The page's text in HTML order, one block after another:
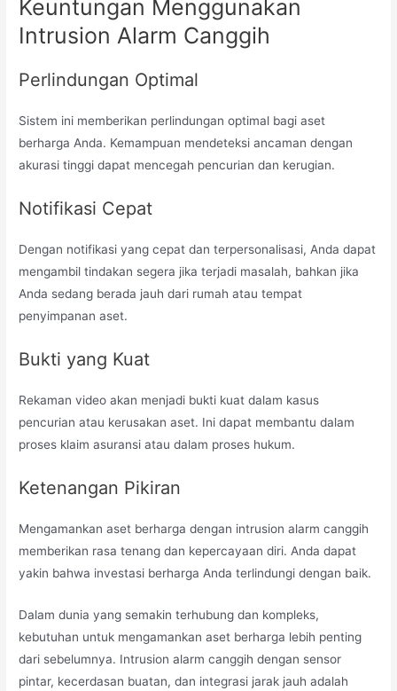
Keuntungan Menggunakan
Intrusion Alarm Canggih
Perlindungan Optimal
Sistem ini memberikan perlindungan optimal bagi aset
berharga Anda. Kemampuan mendeteksi ancaman dengan
akurasi tinggi dapat mencegah pencurian dan kerugian.
Notifikasi Cepat
Dengan notifikasi yang cepat dan terpersonalisasi, Anda dapat
mengambil tindakan segera jika terjadi masalah, bahkan jika
Anda sedang berada jauh dari rumah atau tempat
penyimpanan aset.
Bukti yang Kuat
Rekaman video akan menjadi bukti kuat dalam kasus
pencurian atau kerusakan aset. Ini dapat membantu dalam
proses klaim asuransi atau dalam proses hukum.
Ketenangan Pikiran
Mengamankan aset berharga dengan intrusion alarm canggih
memberikan rasa tenang dan kepercayaan diri. Anda dapat
yakin bahwa investasi berharga Anda terlindungi dengan baik.
Dalam dunia yang semakin terhubung dan kompleks,
kebutuhan untuk mengamankan aset berharga lebih penting
dari sebelumnya. Intrusion alarm canggih dengan sensor
pintar, kecerdasan buatan, dan integrasi jarak jauh adalah